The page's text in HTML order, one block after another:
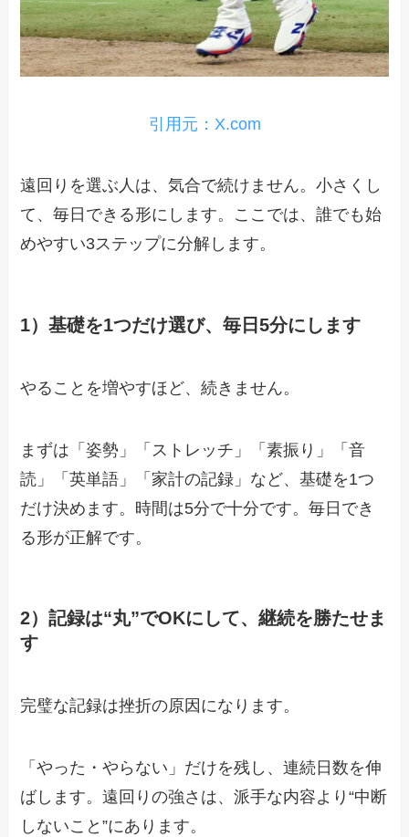
引用元：X.com
遠回りを選ぶ人は、気合で続けません。小さくし
て、毎日できる形にします。ここでは、誰でも始
めやすい3ステップに分解します。
1）基礎を1つだけ選び、毎日5分にします
やることを増やすほど、続きません。
まずは「姿勢」「ストレッチ」「素振り」「音
読」「英単語」「家計の記録」など、基礎を1つ
だけ決めます。時間は5分で十分です。毎日でき
る形が正解です。
2）記録は“丸”でOKにして、継続を勝たせま
す
完璧な記録は挫折の原因になります。
「やった・やらない」だけを残し、連続日数を伸
ばします。遠回りの強さは、派手な内容より“中断
しないこと”にあります。